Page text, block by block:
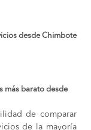
desde Chimbote
más barato desde
de comparar
de la mayoría